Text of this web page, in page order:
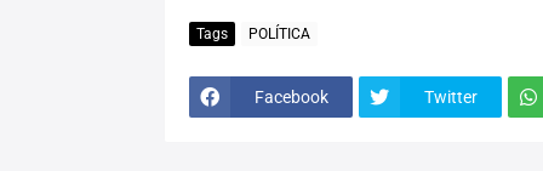
Tags POLÍTICA
Facebook Twitter